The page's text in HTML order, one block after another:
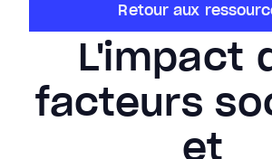
Retour aux
L'impact
facteurs
et